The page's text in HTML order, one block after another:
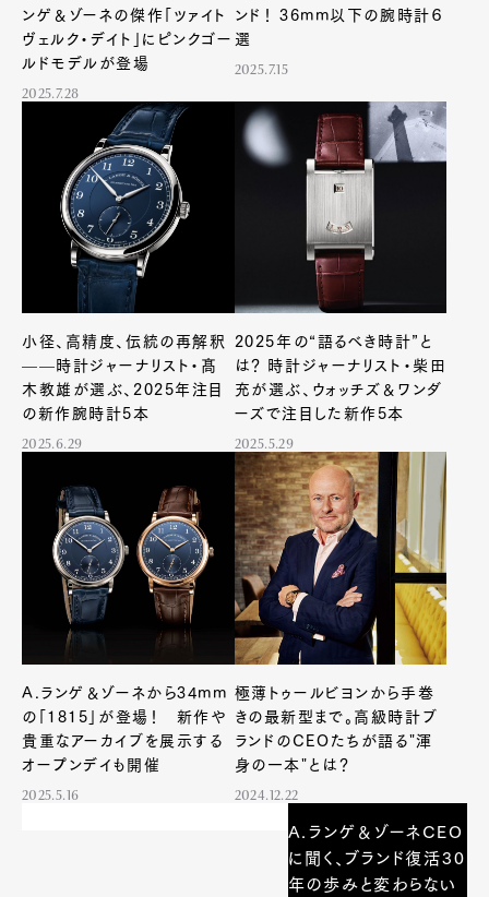
ンゲ＆ゾーネの傑作「ツァイト
ヴェルク・デイト」にピンクゴー
ルドモデルが登場
2025.7.28
ンド！ 36mm以下の腕時計６
選
2025.7.15
小径、高精度、伝統の再解釈
——時計ジャーナリスト・髙
木教雄が選ぶ、2025年注目
の新作腕時計5本
2025.6.29
2025年の“語るべき時計”と
は？ 時計ジャーナリスト・柴田
充が選ぶ、ウォッチズ＆ワンダ
ーズで注目した新作5本
2025.5.29
A.ランゲ＆ゾーネから34mm
の「1815」が登場！ 新作や
貴重なアーカイブを展示する
オープンデイも開催
2025.5.16
極薄トゥールビヨンから手巻
きの最新型まで。高級時計ブ
ランドのCEOたちが語る"渾
身の一本"とは？
2024.12.22
A.ランゲ＆ゾーネCEO
に聞く、ブランド復活30
年の歩みと変わらない